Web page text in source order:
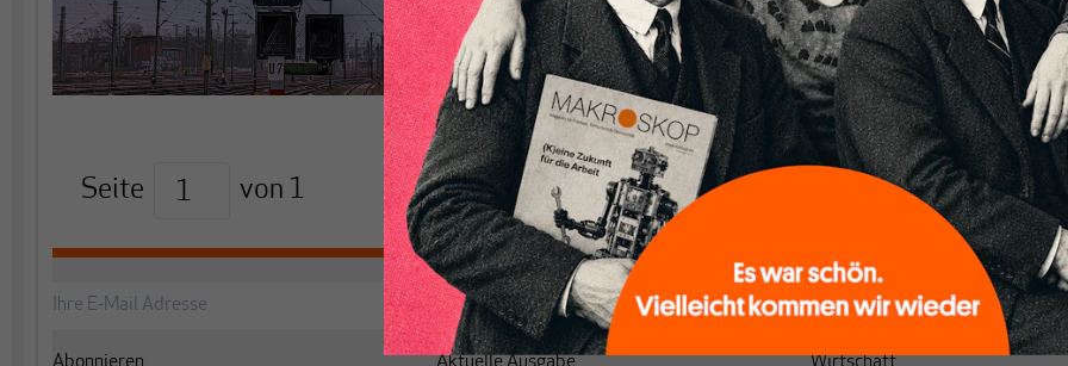
Seite von 1
Abonnieren Aktuelle Ausgabe Wirtschaft